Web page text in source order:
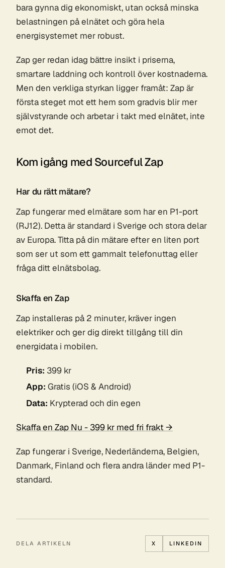
bara gynna dig ekonomiskt, utan också minska
belastningen på elnätet och göra hela
energisystemet mer robust.
Zap ger redan idag bättre insikt i priserna,
smartare laddning och kontroll över kostnaderna.
Men den verkliga styrkan ligger framåt: Zap är
första steget mot ett hem som gradvis blir mer
självstyrande och arbetar i takt med elnätet, inte
emot det.
Kom igång med Sourceful Zap
Har du rätt mätare?
Zap fungerar med elmätare som har en P1-port
(RJ12). Detta är standard i Sverige och stora delar
av Europa. Titta på din mätare efter en liten port
som ser ut som ett gammalt telefonuttag eller
fråga ditt elnätsbolag.
Skaffa en Zap
Zap installeras på 2 minuter, kräver ingen
elektriker och ger dig direkt tillgång till din
energidata i mobilen.
Pris: 399 kr
App: Gratis (iOS & Android)
Data: Krypterad och din egen
Skaffa en Zap Nu - 399 kr med fri frakt →
Zap fungerar i Sverige, Nederländerna, Belgien,
Danmark, Finland och flera andra länder med P1-
standard.
DELA ARTIKELN X LINKEDIN